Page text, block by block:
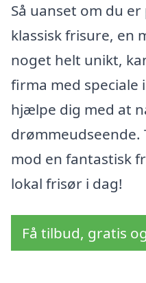
Så uanset om du
klassisk frisure, en
noget helt unikt,
firma med speciale
hjælpe dig med at
drømmeudseende.
mod en fantastisk
lokal frisør i dag!
Få tilbud, gratis